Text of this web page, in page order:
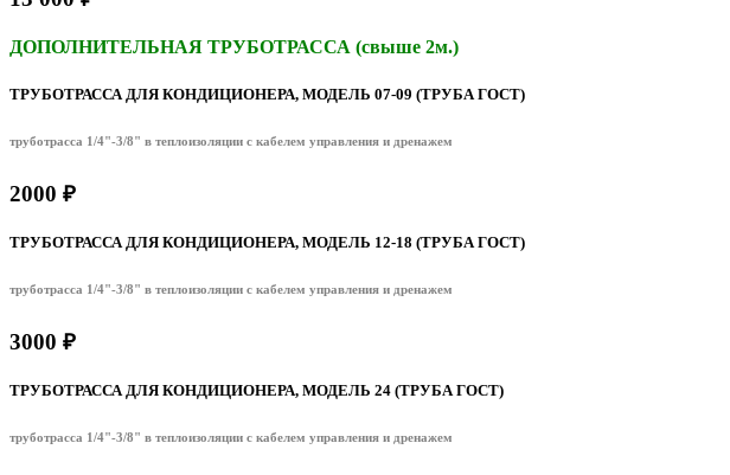
ДОПОЛНИТЕЛЬНАЯ ТРУБОТРАССА (свыше 2м.)
ТРУБОТРАССА ДЛЯ КОНДИЦИОНЕРА, МОДЕЛЬ 07-09 (ТРУБА ГОСТ)
труботрасса 1/4"-3/8" в теплоизоляции с кабелем управления и дренажем
2000 ₽
ТРУБОТРАССА ДЛЯ КОНДИЦИОНЕРА, МОДЕЛЬ 12-18 (ТРУБА ГОСТ)
труботрасса 1/4"-3/8" в теплоизоляции с кабелем управления и дренажем
3000 ₽
ТРУБОТРАССА ДЛЯ КОНДИЦИОНЕРА, МОДЕЛЬ 24 (ТРУБА ГОСТ)
труботрасса 1/4"-3/8" в теплоизоляции с кабелем управления и дренажем